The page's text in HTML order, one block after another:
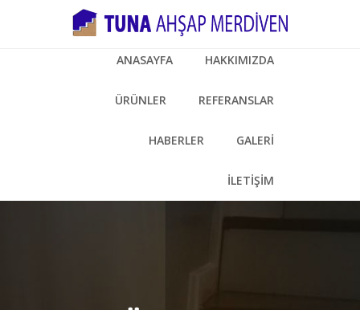
ANASAYFA HAKKIMIZDA
ÜRÜNLER REFERANSLAR
HABERLER GALERİ
İLETİŞİM